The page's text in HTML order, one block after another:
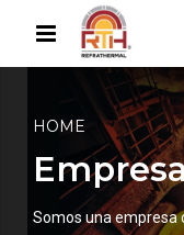
HOME
Somos una empresa